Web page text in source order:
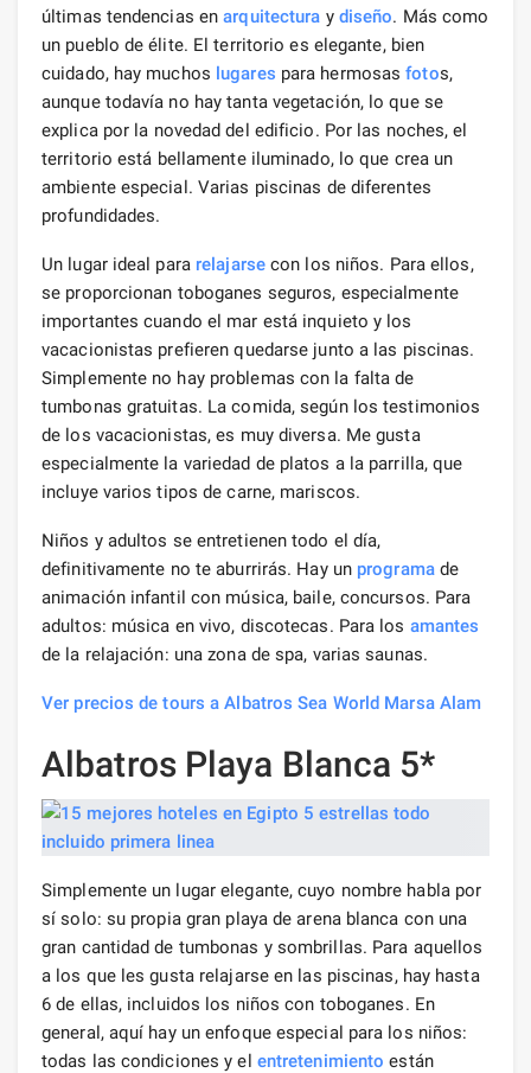
últimas tendencias enarquitectura y diseño. Más como
un pueblo de élite. El territorio es elegante, bien
cuidado, hay muchos lugares para hermosasfotos,
aunque todavía no hay tanta vegetación, lo que se
explica por la novedad del edificio. Por las noches, el
territorio está bellamente iluminado, lo que crea un
ambiente especial. Varias piscinas de diferentes
profundidades.
Un lugar ideal para relajarsecon los niños. Para ellos,
se proporcionan toboganes seguros, especialmente
importantes cuando el mar está inquieto y los
vacacionistas prefieren quedarse junto a las piscinas.
Simplemente no hay problemas con la falta de
tumbonas gratuitas. La comida, según los testimonios
de los vacacionistas, es muy diversa. Me gusta
especialmente la variedad de platos a la parrilla, que
incluye varios tipos de carne, mariscos.
Niños y adultos se entretienen todo el día,
definitivamente no te aburrirás. Hay un programade
animación infantil con música, baile, concursos. Para
adultos: música en vivo, discotecas. Para los amantes
de la relajación: una zona de spa, varias saunas.
Ver precios de tours a Albatros Sea World Marsa Alam
Albatros Playa Blanca 5*
Simplemente un lugar elegante, cuyo nombre habla por
sí solo: su propia gran playa de arena blanca con una
gran cantidad de tumbonas y sombrillas. Para aquellos
a los que les gusta relajarse en las piscinas, hay hasta
6 de ellas, incluidos los niños con toboganes. En
general, aquí hay un enfoque especial para los niños:
todas las condiciones y el entretenimiento están